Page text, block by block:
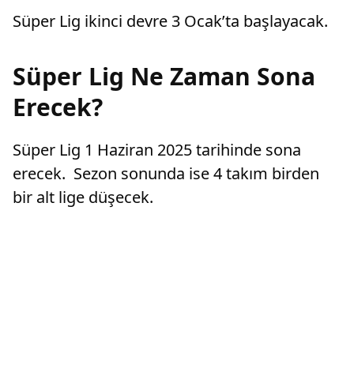
Süper Lig ikinci devre 3 Ocak’ta başlayacak.
Süper Lig Ne Zaman Sona
Erecek?
Süper Lig 1 Haziran 2025 tarihinde sona
erecek. Sezon sonunda ise 4 takım birden
bir alt lige düşecek.